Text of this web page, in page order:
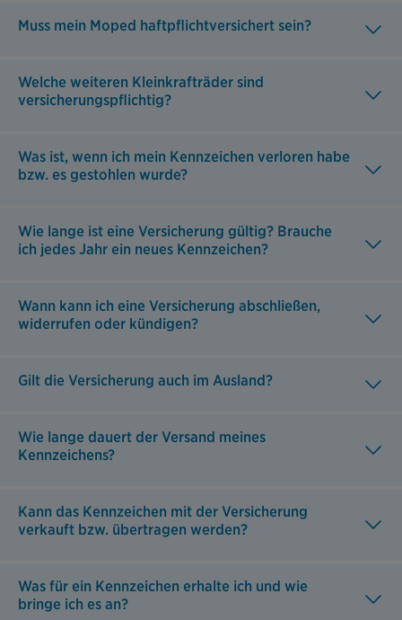
Muss mein Moped haftpflichtversichert sein?
Welche weiteren Kleinkrafträder sind
versicherungspflichtig?
Was ist, wenn ich mein Kennzeichen verloren habe
bzw. es gestohlen wurde?
Wie lange ist eine Versicherung gültig? Brauche
ich jedes Jahr ein neues Kennzeichen?
Wann kann ich eine Versicherung abschließen,
widerrufen oder kündigen?
Gilt die Versicherung auch im Ausland?
Wie lange dauert der Versand meines
Kennzeichens?
Kann das Kennzeichen mit der Versicherung
verkauft bzw. übertragen werden?
Was für ein Kennzeichen erhalte ich und wie
bringe ich es an?